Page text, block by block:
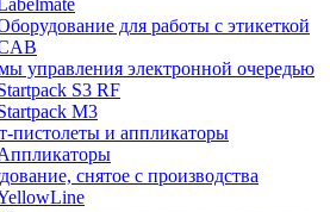
для работы с этикеткой
управления электронной очередью
S3 RF
M3
пистолеты и аппликаторы
снятое с производства